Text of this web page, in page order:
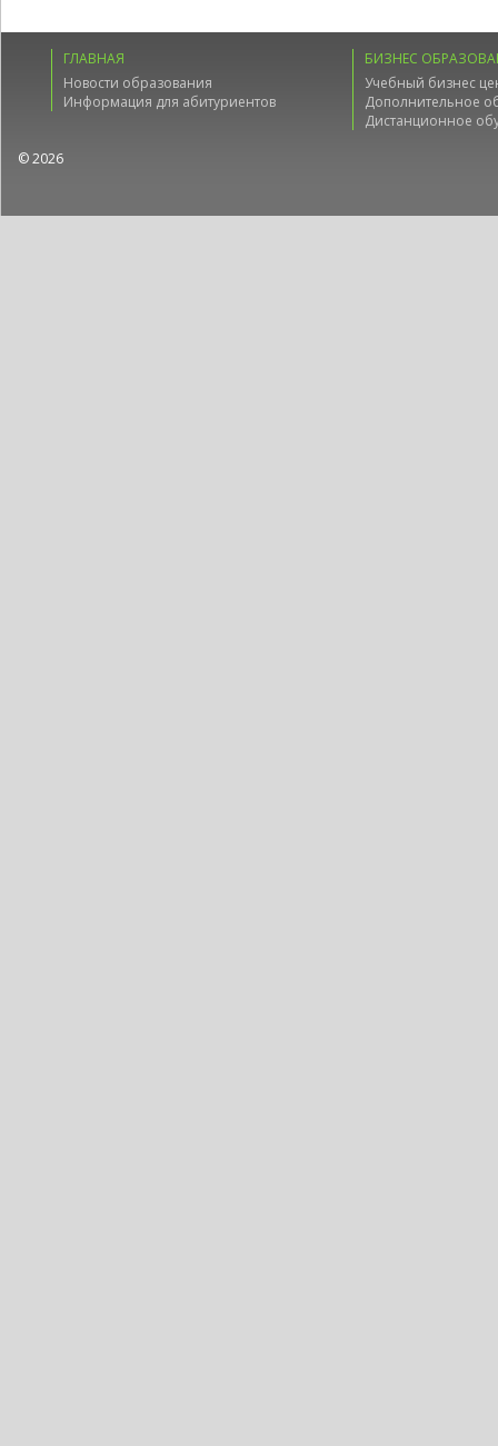
ГЛАВНАЯ
Новости образования
Информация для абитуриентов
БИЗНЕС
Учебный бизнес
Дополнительное
Дистанционное
© 2026